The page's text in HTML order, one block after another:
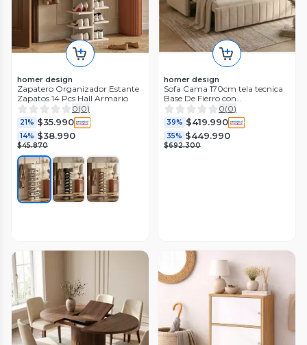
homer design
Zapatero Organizador Estante
Zapatos 14 Pcs Hall Armario
0(0)
21% $35.990
14% $38.990
$45.870
homer design
Sofa Cama 170cm tela tecnica
Base De Fierro con
Almacenamiento BLANCO
0(0)
39% $419.990
35% $449.990
$692.300